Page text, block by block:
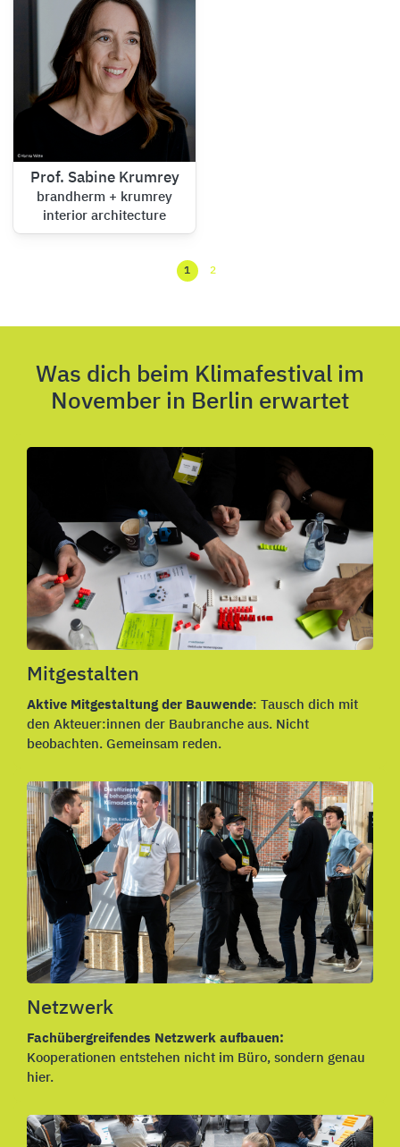
Prof. Sabine Krumrey
brandherm + krumrey
interior architecture
1 2
Was dich beim Klimafestival im
November in Berlin erwartet
Mitgestalten
Aktive Mitgestaltung der Bauwende: Tausch dich mit
den Akteuer:innen der Baubranche aus. Nicht
beobachten. Gemeinsam reden.
Netzwerk
Fachübergreifendes Netzwerk aufbauen:
Kooperationen entstehen nicht im Büro, sondern genau
hier.